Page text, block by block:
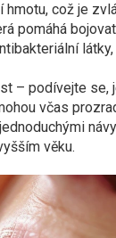
což je
pomáhá
– podívejte
včas
věku.